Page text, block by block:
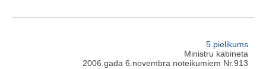
5.pielikums
Ministru kabineta
2006.gada 6.novembra noteikumiem Nr.913